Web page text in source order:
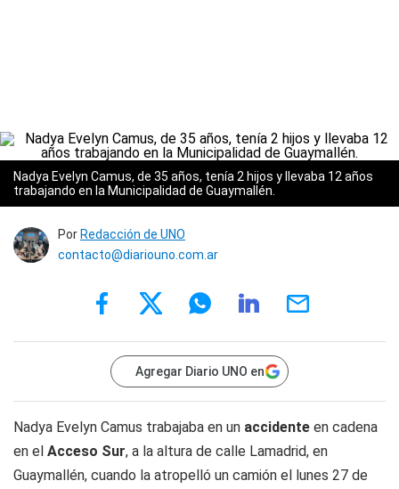
Nadya Evelyn Camus, de 35 años, tenía 2 hijos y llevaba 12 años
trabajando en la Municipalidad de Guaymallén.
Por Redacción de UNO
contacto@diariouno.com.ar
Agregar Diario UNO en
Nadya Evelyn Camus trabajaba en un accidente en cadena
en el Acceso Sur, a la altura de calle Lamadrid, en
Guaymallén, cuando la atropelló un camión el lunes 27 de